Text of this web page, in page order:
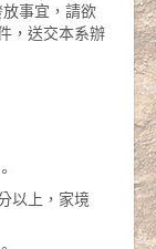
事宜，請欲
，送交本系辦
以上，家境